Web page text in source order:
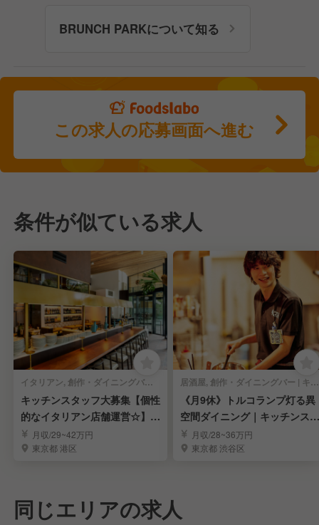
BRUNCH PARKについて知る
この求人の応募画面へ進む
条件が似ている求人
イタリアン, 創作・ダイニングバー | キッチンスタッフ
キッチンスタッフ大募集【個性
的なイタリアン店舗運営☆】独
立支援制度あり◎
月収/29~42万円
東京都 港区
居酒屋, 創作・ダイニングバー | キッチンスタッフ
《月9休》トルコランプ灯る異
空間ダイニング｜キッチンスタ
ッフ求む！
月収/28~36万円
東京都 渋谷区
同じエリアの求人